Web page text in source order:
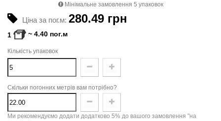
Ціна за пог.м: 280.49 грн
Мінімальне замовлення 5 упаковок
1 ~ 4.40 пог.м
Кількість упаковок
Скільки погонних метрів вам потрібно?
Ми рекомендуємо додати додатково 5% до вашого замовлення "на